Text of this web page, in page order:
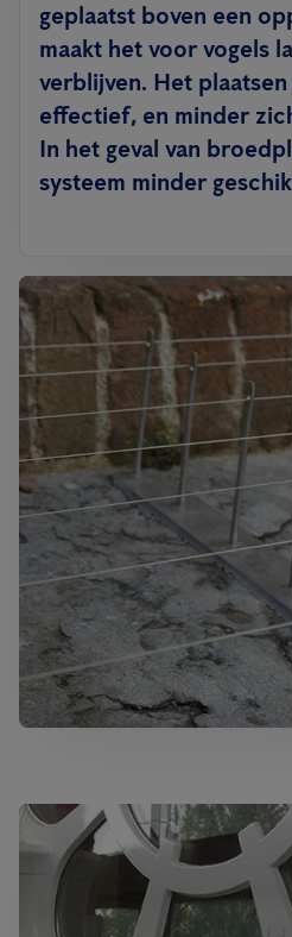
geplaatst boven een
maakt het voor vogels
verblijven. Het
effectief, en minder
In het geval van
systeem minder